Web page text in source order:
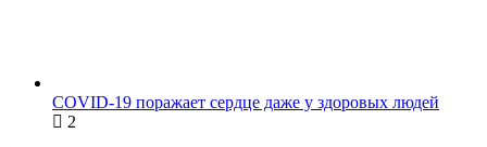
COVID-19 поражает сердце даже у здоровых людей
2